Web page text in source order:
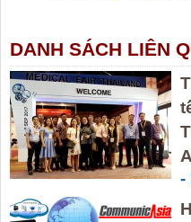
DANH SÁCH LIÊN
-